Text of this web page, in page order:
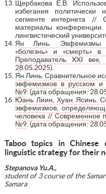
Щербакова Е.В.
избегания политически
сегменте интернета //
материалы конференции.
лингвистический
Ян Линь. Эвфемизмы
«болезнь» и «смерть»
Преподаватель XXI
28.05.2025).
Ян Линь. Сравнительное
эвфемизмов в русском и
№9. (дата обращения:
Юань Лиин, Хуан Ясинь.
эвфемизмов,
человека // Современное
№9. (дата обращения:
Taboo topics in Chinese
linguistic strategy for their
Stepanova Yu.A.,
student of 3 course of the
Samara